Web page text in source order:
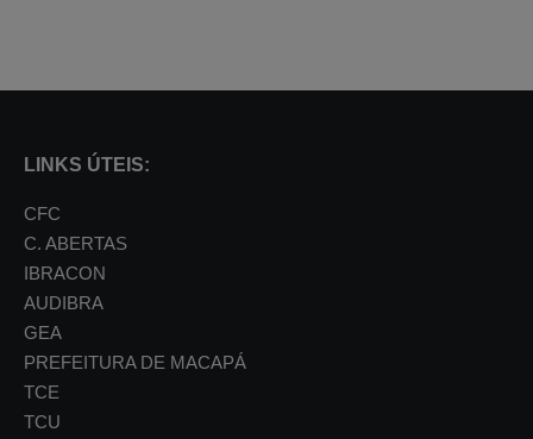
LINKS ÚTEIS:
CFC
C. ABERTAS
IBRACON
AUDIBRA
GEA
PREFEITURA DE MACAPÁ
TCE
TCU